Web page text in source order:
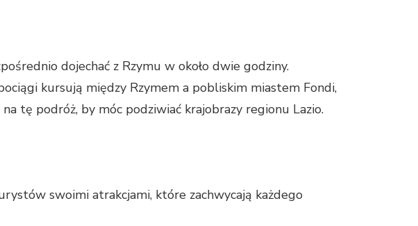
dojechać z Rzymu w około dwie godziny.
kursują między Rzymem a pobliskim miastem Fondi,
tę podróż, by móc podziwiać krajobrazy regionu Lazio.
swoimi atrakcjami, które zachwycają każdego